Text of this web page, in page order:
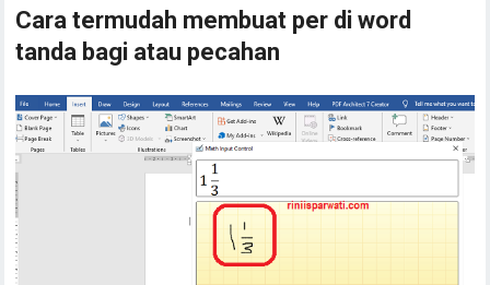
Cara termudah membuat per di word
tanda bagi atau pecahan